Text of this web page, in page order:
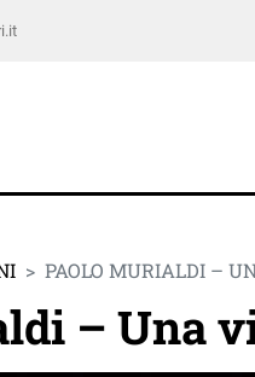
PAOLO MURIALDI –
– Una